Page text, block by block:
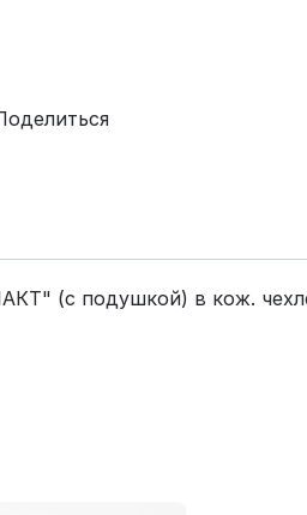
(с подушкой) в кож.